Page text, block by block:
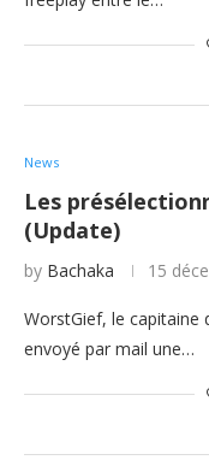
News
Les
(Update)
by Bachaka 15
WorstGief, le capitaine
envoyé par mail une…